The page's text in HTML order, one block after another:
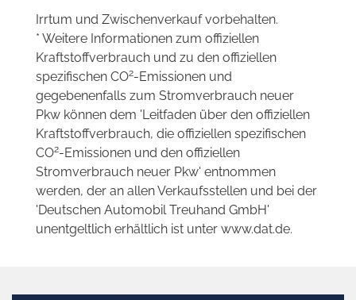
Irrtum und Zwischenverkauf vorbehalten.
* Weitere Informationen zum offiziellen
Kraftstoffverbrauch und zu den offiziellen
spezifischen CO2-Emissionen und
gegebenenfalls zum Stromverbrauch neuer
Pkw können dem 'Leitfaden über den offiziellen
Kraftstoffverbrauch, die offiziellen spezifischen
CO2-Emissionen und den offiziellen
Stromverbrauch neuer Pkw' entnommen
werden, der an allen Verkaufsstellen und bei der
'Deutschen Automobil Treuhand GmbH'
unentgeltlich erhältlich ist unter www.dat.de.